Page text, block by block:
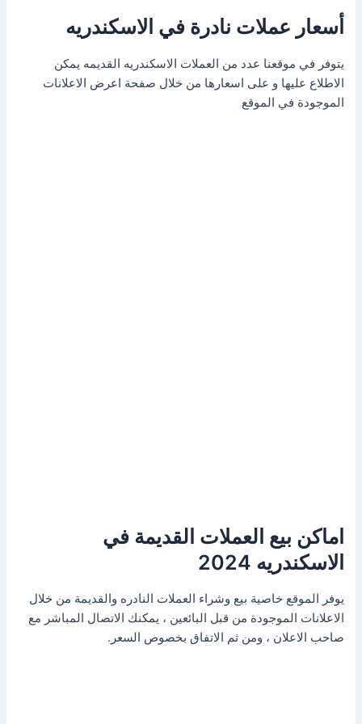
أسعار عملات نادرة في الاسكندريه
يتوفر في موقعنا عدد من العملات الاسكندريه القديمه يمكن
الاطلاع عليها و على اسعارها من خلال صفحة اعرض الاعلانات
الموجودة في الموقع
اماكن بيع العملات القديمة في
الاسكندريه 2024
يوفر الموقع خاصية بيع وشراء العملات النادره والقديمة من خلال
الاعلانات الموجودة من قبل البائعين ، يمكنك الاتصال المباشر مع
صاحب الاعلان ، ومن ثم الاتفاق بخصوص السعر.